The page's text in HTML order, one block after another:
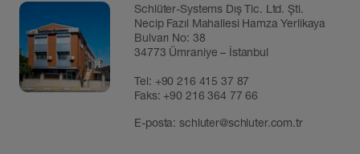
Schlüter-Systems Dış Tic. Ltd. Şti.
Necip Fazıl Mahallesi Hamza Yerlikaya
Bulvarı No: 38
34773 Ümraniye – İstanbul
Tel: +90 216 415 37 87
Faks: +90 216 364 77 66
E-posta:schluter@schluter.com.tr